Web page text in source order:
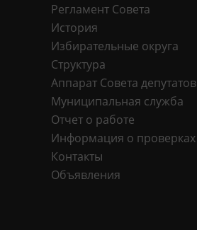
Регламент Совета
История
Избирательные округа
Структура
Аппарат Совета депутатов
Муниципальная служба
Отчет о работе
Информация о проверках
Контакты
Объявления